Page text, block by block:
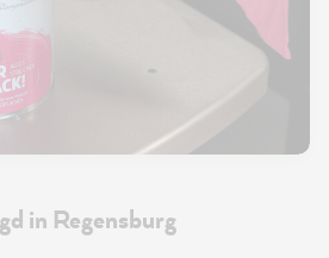
in Regensburg